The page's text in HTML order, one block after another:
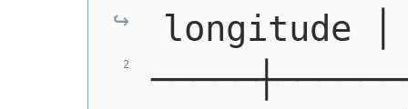
longitude